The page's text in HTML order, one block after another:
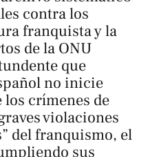
contra los
franquista y la
de la ONU
que
no inicie
crímenes de
violaciones
del franquismo, el
sus